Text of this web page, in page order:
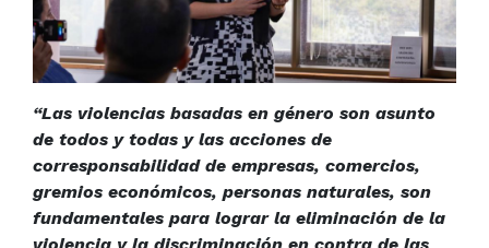
“Las violencias basadas en género son asunto
de todos y todas y las acciones de
corresponsabilidad de empresas, comercios,
gremios económicos, personas naturales, son
fundamentales para lograr la eliminación de la